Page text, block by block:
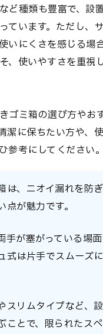
ど種類も豊富で、設
ています。ただし、
いにくさを感じる場
、使いやすさを重視
ゴミ箱の選び方やお
潔に保ちたい方や、
参考にしてください。
は、ニオイ漏れを防
点が魅力です。
手が塞がっている場
式は片手でスムーズ
スリムタイプなど、
ことで、限られたス